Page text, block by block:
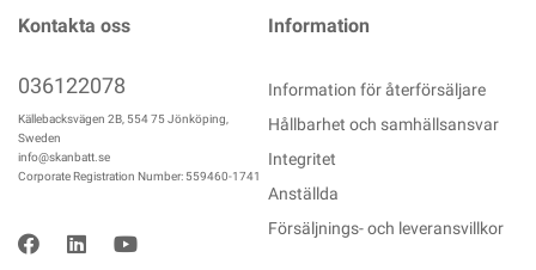
Kontakta oss
036122078
Källebacksvägen 2B, 554 75 Jönköping,
Sweden
info@skanbatt.se
Corporate Registration Number: 559460-1741
Information
Information för återförsäljare
Hållbarhet och samhällsansvar
Integritet
Anställda
Försäljnings- och leveransvillkor